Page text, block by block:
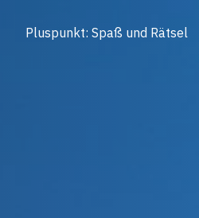
Pluspunkt: Spaß und Rätsel